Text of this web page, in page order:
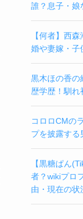
誰？息子・娘
【何者】西
婚や妻嫁・子
黒木ほの香の
歴学歴！馴れ
コロロCMの
プを披露する
【黒糖ぱん
者？wikiプロ
由・現在の状